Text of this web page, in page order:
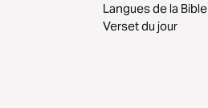
Langues de la Bible
Verset du jour